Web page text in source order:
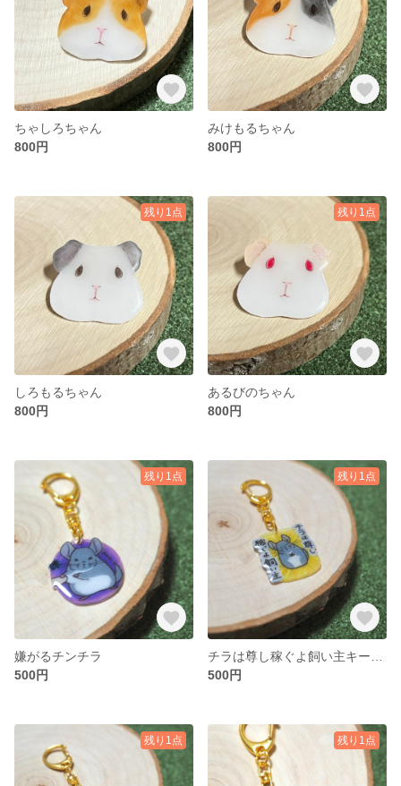
ちゃしろちゃん
800円
みけもるちゃん
800円
残り1点
しろもるちゃん
800円
残り1点
あるびのちゃん
800円
残り1点
嫌がるチンチラ
500円
残り1点
500円
残り1点 残り1点